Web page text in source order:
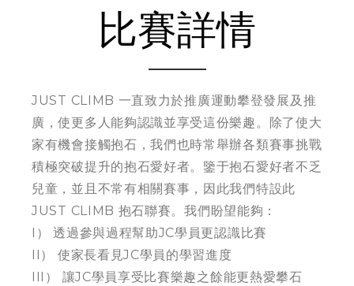
比賽詳情
JUST CLIMB 一直致力於推廣運動攀登發展及推
廣，使更多人能夠認識並享受這份樂趣。除了使大
家有機會接觸抱石，我們也時常舉辦各類賽事挑戰
積極突破提升的抱石愛好者。鑒于抱石愛好者不乏
兒童，並且不常有相關賽事，因此我們特設此
JUST CLIMB 抱石聯賽。我們盼望能夠：
I） 透過參與過程幫助JC學員更認識比賽
II） 使家長看見JC學員的學習進度
III） 讓JC學員享受比賽樂趣之餘能更熱愛攀石